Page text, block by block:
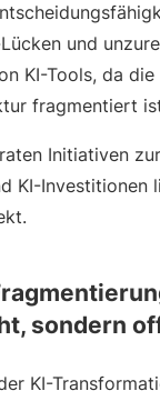
und
KI-Tools, da
fragmentiert
Initiativen
KI-Investitionen
sondern
KI-